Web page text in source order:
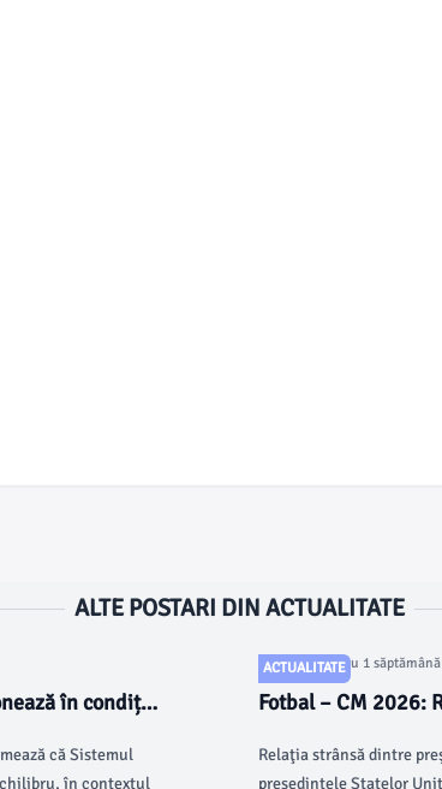
ALTE POSTARI DIN ACTUALITATE
în condiții
că Sistemul
în contextul
ACTUALITATE
Articol postat cu 1
Fotbal – CM 2026:
Relaţia strânsă dintre
preşedintele Statelor